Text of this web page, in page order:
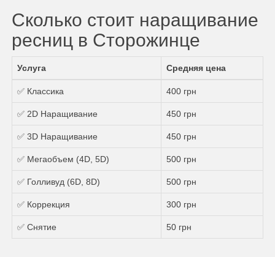
Сколько стоит наращивание
ресниц в Сторожинце
Услуга Средняя цена
✅ Классика 400 грн
✅ 2D Наращивание 450 грн
✅ 3D Наращивание 450 грн
✅ Мегаобъем (4D, 5D) 500 грн
✅ Голливуд (6D, 8D) 500 грн
✅ Коррекция 300 грн
✅ Снятие 50 грн